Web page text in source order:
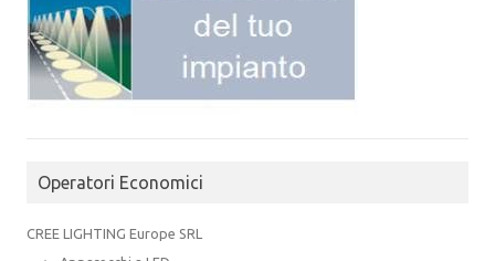
Operatori Economici
CREE LIGHTING Europe SRL